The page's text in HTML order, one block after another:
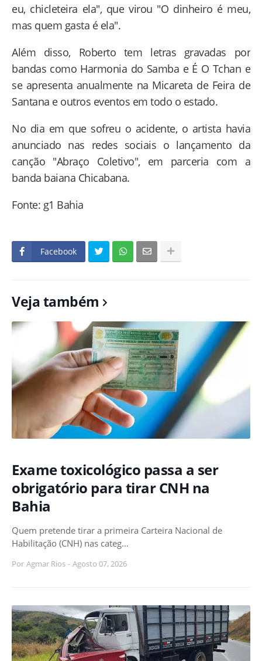
eu, chicleteira ela", que virou "O dinheiro é meu,
mas quem gasta é ela".
Além disso, Roberto tem letras gravadas por
bandas como Harmonia do Samba e É O Tchan e
se apresenta anualmente na Micareta de Feira de
Santana e outros eventos em todo o estado.
No dia em que sofreu o acidente, o artista havia
anunciado nas redes sociais o lançamento da
canção "Abraço Coletivo", em parceria com a
banda baiana Chicabana.
Fonte: g1 Bahia
Facebook
Veja também
Exame toxicológico passa a ser
obrigatório para tirar CNH na
Bahia
Quem pretende tirar a primeira Carteira Nacional de
Habilitação (CNH) nas categ…
Por Agmar Rios - Agosto 07, 2026